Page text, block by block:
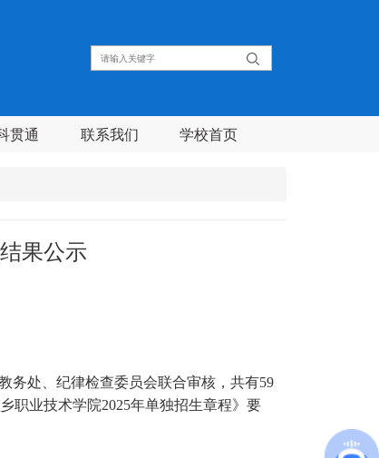
贯通 联系我们 学校首页
果公示
务处、纪律检查委员会联合审核，共有59
职业技术学院2025年单独招生章程》要